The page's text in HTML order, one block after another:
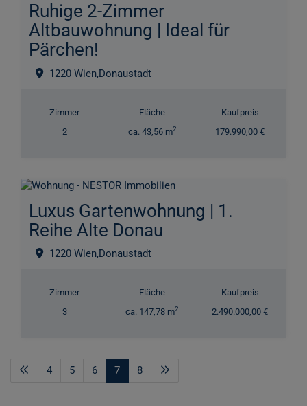
Ruhige 2-Zimmer
Altbauwohnung | Ideal für
Pärchen!
1220 Wien,Donaustadt
Zimmer
2
Fläche
ca. 43,56 m2
Kaufpreis
179.990,00 €
Luxus Gartenwohnung | 1.
Reihe Alte Donau
1220 Wien,Donaustadt
Zimmer
3
Fläche
ca. 147,78 m2
Kaufpreis
2.490.000,00 €
4 5 6 7 8